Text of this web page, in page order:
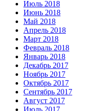
Июль 2018
Июнь 2018
Май 2018
Апрель 2018
Март 2018
Февраль 2018
Январь 2018
Декабрь 2017
Ноябрь 2017
Октябрь 2017
Сентябрь 2017
Август 2017